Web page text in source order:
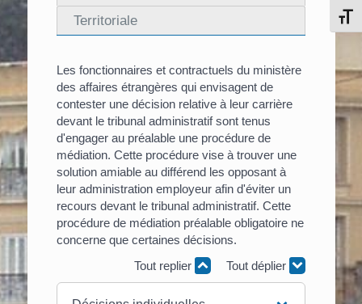
Territoriale
Les fonctionnaires et contractuels du ministère
des affaires étrangères qui envisagent de
contester une décision relative à leur carrière
devant le tribunal administratif sont tenus
d'engager au préalable une procédure de
médiation. Cette procédure vise à trouver une
solution amiable au différend les opposant à
leur administration employeur afin d'éviter un
recours devant le tribunal administratif. Cette
procédure de médiation préalable obligatoire ne
concerne que certaines décisions.
Tout replier
Tout déplier